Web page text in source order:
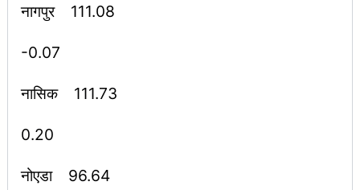
नागपुर 111.08
-0.07
नासिक 111.73
0.20
नोएडा 96.64